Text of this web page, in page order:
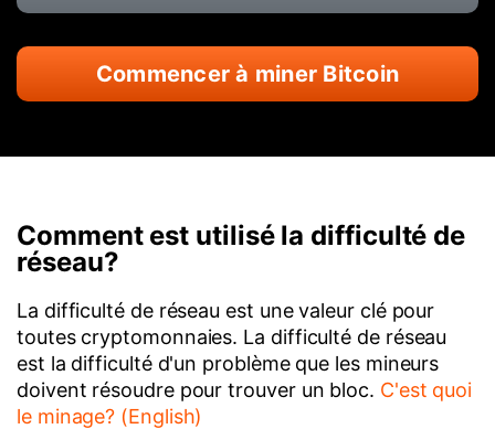
Commencer à miner Bitcoin
Comment est utilisé la difficulté de
réseau?
La difficulté de réseau est une valeur clé pour
toutes cryptomonnaies. La difficulté de réseau
est la difficulté d'un problème que les mineurs
doivent résoudre pour trouver un bloc. C'est quoi
le minage? (English)